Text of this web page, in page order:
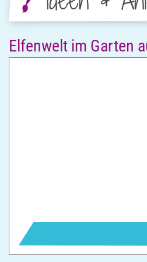
Elfenwelt im Garten